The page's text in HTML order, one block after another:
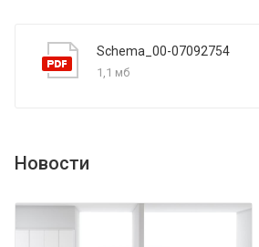
Schema_00-07092754
1,1 мб
Новости